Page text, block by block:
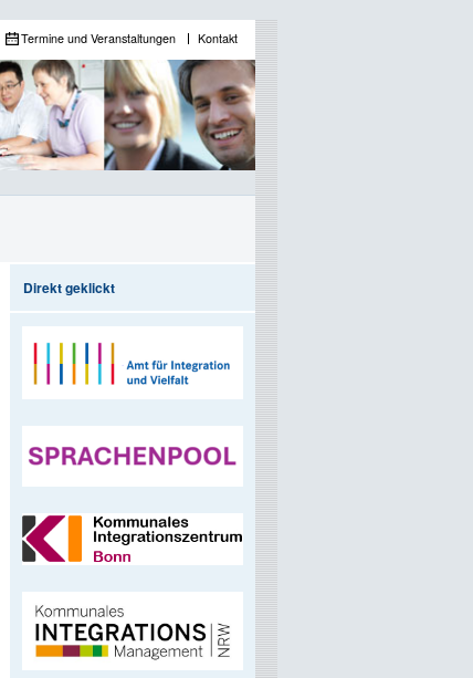
Termine und Veranstaltungen Kontakt
Direkt geklickt